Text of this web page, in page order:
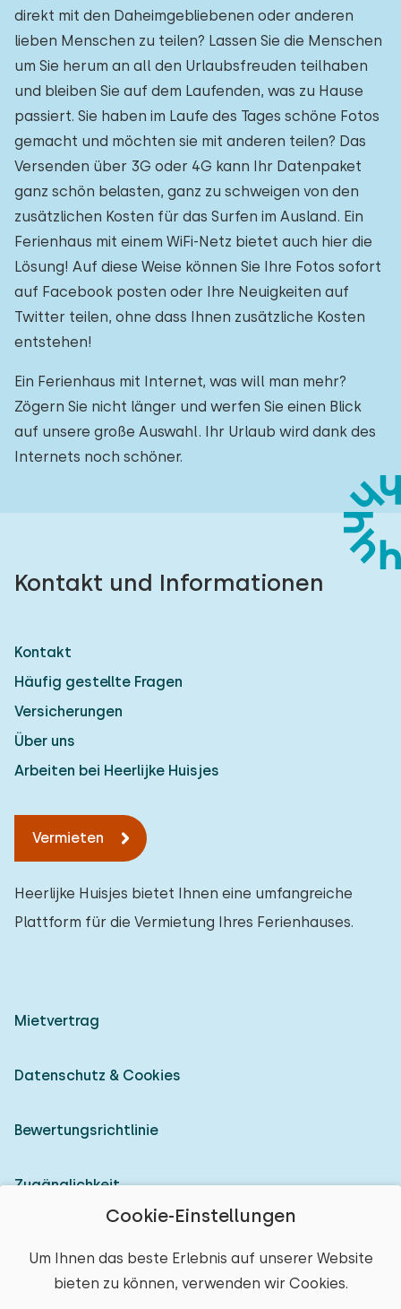
Cookie-Einstellungen
Um Ihnen das beste Erlebnis auf unserer Website
bieten zu können, verwenden wir Cookies.
direkt mit den Daheimgebliebenen oder anderen
lieben Menschen zu teilen? Lassen Sie die Menschen
um Sie herum an all den Urlaubsfreuden teilhaben
und bleiben Sie auf dem Laufenden, was zu Hause
passiert. Sie haben im Laufe des Tages schöne Fotos
gemacht und möchten sie mit anderen teilen? Das
Versenden über 3G oder 4G kann Ihr Datenpaket
ganz schön belasten, ganz zu schweigen von den
zusätzlichen Kosten für das Surfen im Ausland. Ein
Ferienhaus mit einem WiFi-Netz bietet auch hier die
Lösung! Auf diese Weise können Sie Ihre Fotos sofort
auf Facebook posten oder Ihre Neuigkeiten auf
Twitter teilen, ohne dass Ihnen zusätzliche Kosten
entstehen!
Ein Ferienhaus mit Internet, was will man mehr?
Zögern Sie nicht länger und werfen Sie einen Blick
auf unsere große Auswahl. Ihr Urlaub wird dank des
Internets noch schöner.
Kontakt und Informationen
Kontakt
Häufig gestellte Fragen
Versicherungen
Über uns
Arbeiten bei Heerlijke Huisjes
Vermieten
Heerlijke Huisjes bietet Ihnen eine umfangreiche
Plattform für die Vermietung Ihres Ferienhauses.
Mietvertrag
Datenschutz & Cookies
Bewertungsrichtlinie
Zugänglichkeit
© 2026 Heerlijke Huisjes (eingetragene Marke)